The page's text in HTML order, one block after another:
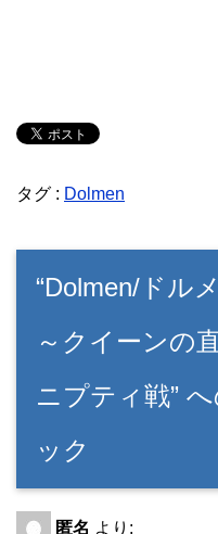
タグ : Dolmen
“Dolmen/ドル
～クイーンの
ニプティ戦”
ック
匿名 より: